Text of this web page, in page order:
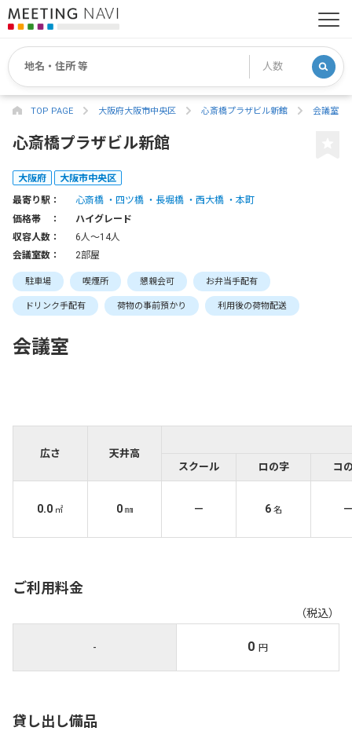
TOP PAGE 大阪府大阪市中央区 心斎橋プラザビル新館 会議室
心斎橋プラザビル新館
大阪府 大阪市中央区
最寄り駅： 心斎橋 四ツ橋 長堀橋 西大橋
本町
価格帯 ：
ハイグレード
収容人数：
6人〜14人
会議室数：
2部屋
駐車場 喫煙所 懇親会可 お弁当手配有
ドリンク手配有 荷物の事前預かり 利用後の荷物配送
会議室
広さ
天井高
スクール
ロの字 コ
0.0 ㎡ 0 ㎜ － 6 名
ご利用料金
（税込）
- 0 円
貸し出し備品